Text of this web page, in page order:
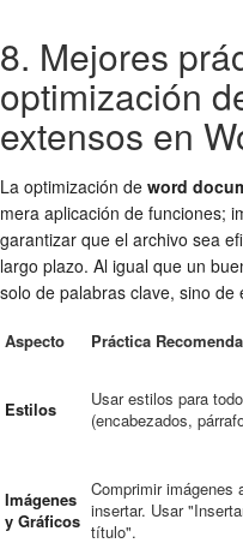
8. Mejores
optimización
extensos en
La optimización de word
mera aplicación de funciones;
garantizar que el archivo sea
largo plazo. Al igual que un
solo de palabras clave, sino de
Aspecto Práctica
Estilos
Usar estilos para todo
(encabezados,
Imágenes
y Gráficos
Comprimir imágenes
insertar. Usar
título".